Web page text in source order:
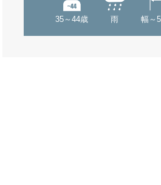
35～44歳 雨 幅～